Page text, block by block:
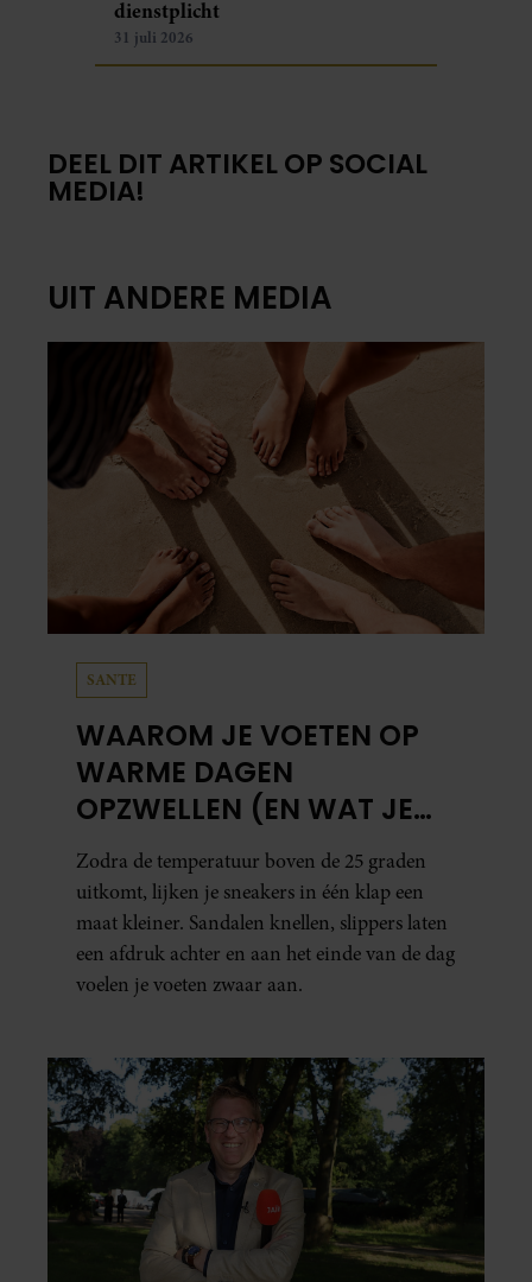
dienstplicht
31 juli 2026
DEEL DIT ARTIKEL OP SOCIAL
MEDIA!
UIT ANDERE MEDIA
SANTE
WAAROM JE VOETEN OP
WARME DAGEN
OPZWELLEN (EN WAT JE
ERAAN KUNT DOEN)
Zodra de temperatuur boven de 25 graden
uitkomt, lijken je sneakers in één klap een
maat kleiner. Sandalen knellen, slippers laten
een afdruk achter en aan het einde van de dag
voelen je voeten zwaar aan.